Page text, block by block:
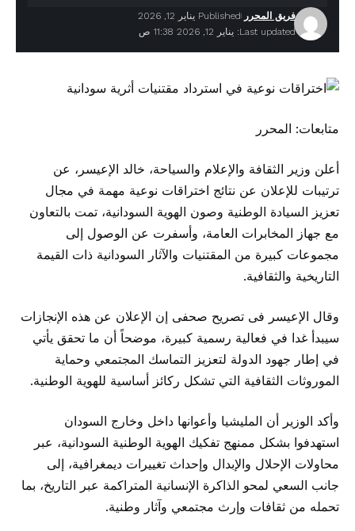
Last updated: يناير 12, 2026 11:38 ص
فريق المحرر Published يناير 12, 2026
متابعات: المحرر
أعلن وزير الثقافة والإعلام والسياحة، خالد الإعيسر، عن
ترتيبات للإعلان عن نتائج اختراقات نوعية مهمة في مجال
تعزيز السيادة الوطنية وصون الهوية السودانية، تمت بالتعاون
مع جهاز المخابرات العامة، وأسفرت عن الوصول إلى
مجموعات كبيرة من المقتنيات والآثار السودانية ذات القيمة
التاريخية والثقافية.
وقال الإعيسر فى تصريح صحفى إن الإعلان عن هذه الإنجازات
سيبدأ غدا في فعالية رسمية كبيرة، موضحاً أن ما تحقق يأتي
في إطار جهود الدولة لتعزيز التماسك المجتمعي وحماية
الموروثات الثقافية التي تشكل ركائز أساسية للهوية الوطنية.
وأكد الوزير أن المليشيا وأعوانها داخل وخارج السودان
استهدفوا بشكل ممنهج تفكيك الهوية الوطنية السودانية، عبر
محاولات الإحلال والإبدال وإحداث تغييرات ديمغرافية، إلى
جانب السعي لمحو الذاكرة الإنسانية المتراكمة عبر التاريخ، بما
تحمله من ثقافات وإرث مجتمعي وآثار وطنية.